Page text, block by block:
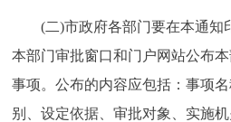
北京概况 十六区概
绿色北京 图说北京
(二)市政府各部门要在本通知
本部门审批窗口和门户网站公布
事项。公布的内容应包括：事项
别、设定依据、审批对象、实施